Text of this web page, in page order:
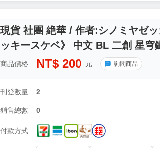
現貨 社團 絶華 / 作者:シノミヤゼ
ッキースケベ》 中文 BL 二創 星
商品價格 NT$ 200 元 詢問商品
刊登數量 2
銷售總數 0
付款方式